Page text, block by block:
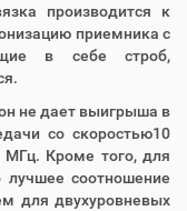
производится к
приемника с
в себе строб,
не дает выигрыша в
со скоростью10
МГц. Кроме того, для
лучшее соотношение
для двухуровневых